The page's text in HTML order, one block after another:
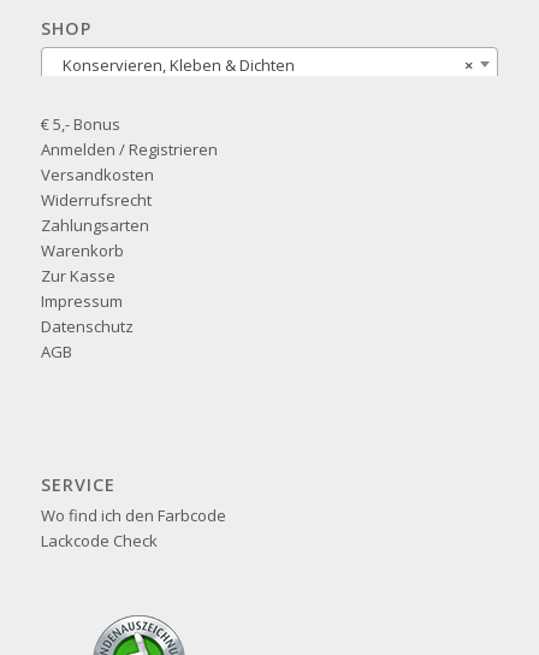
SHOP
×
Konservieren, Kleben & Dichten
€ 5,- Bonus
Anmelden / Registrieren
Versandkosten
Widerrufsrecht
Zahlungsarten
Warenkorb
Zur Kasse
Impressum
Datenschutz
AGB
SERVICE
Wo find ich den Farbcode
Lackcode Check